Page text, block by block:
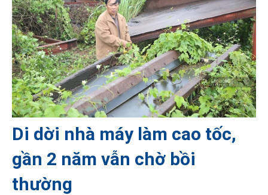
Di dời nhà máy làm cao tốc,
gần 2 năm vẫn chờ bồi
thường